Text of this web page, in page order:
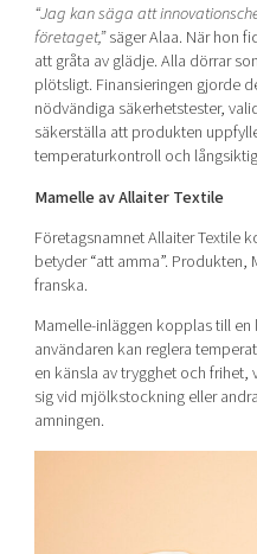
“Jag kan säga att
företaget,”säger Alaa. När hon
att gråta av glädje. Alla dörrar
plötsligt. Finansieringen gjorde
nödvändiga säkerhetstester,
säkerställa att produkten
temperaturkontroll och
Mamelle av Allaiter Textile
Företagsnamnet Allaiter Textile
betyder “att amma”.
franska.
Mamelle-inläggen kopplas till
användaren kan reglera
en känsla av trygghet och
sig vid mjölkstockning eller
amningen.